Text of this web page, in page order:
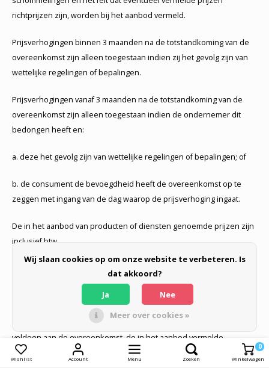
Wishlist Account Menu Zoeken Winkelwagen
0
richtprijzen zijn, worden bij het aanbod vermeld.
Prijsverhogingen binnen 3 maanden na de totstandkoming van de
overeenkomst zijn alleen toegestaan indien zij het gevolg zijn van
wettelijke regelingen of bepalingen.
Prijsverhogingen vanaf 3 maanden na de totstandkoming van de
overeenkomst zijn alleen toegestaan indien de ondernemer dit
bedongen heeft en:
a. deze het gevolg zijn van wettelijke regelingen of bepalingen; of
b. de consument de bevoegdheid heeft de overeenkomst op te
zeggen met ingang van de dag waarop de prijsverhoging ingaat.
De in het aanbod van producten of diensten genoemde prijzen zijn
inclusief btw.
Artikel 12 – Nakoming overeenkomst en extra garantie
De ondernemer staat er voor in dat de producten en/of diensten
voldoen aan de overeenkomst, de in het aanbod vermelde
specificaties, aan de redelijke eisen van deugdelijkheid en/of
Vergelijk producten
Wij slaan cookies op om onze website te verbeteren. Is
dat akkoord?
Ja
Nee
Meer over cookies »